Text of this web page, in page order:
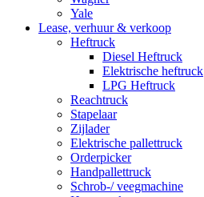
Yale
Lease, verhuur & verkoop
Heftruck
Diesel Heftruck
Elektrische heftruck
LPG Heftruck
Reachtruck
Stapelaar
Zijlader
Elektrische pallettruck
Orderpicker
Handpallettruck
Schrob-/ veegmachine